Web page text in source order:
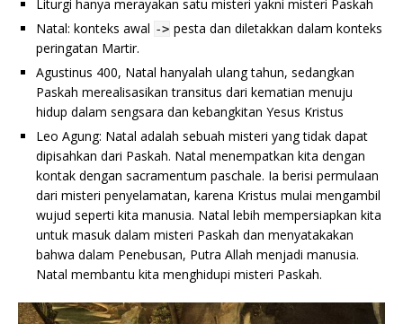
Liturgi hanya merayakan satu misteri yakni misteri Paskah
Natal: konteks awal -> pesta dan diletakkan dalam konteks
peringatan Martir.
Agustinus 400, Natal hanyalah ulang tahun, sedangkan
Paskah merealisasikan transitus dari kematian menuju
hidup dalam sengsara dan kebangkitan Yesus Kristus
Leo Agung: Natal adalah sebuah misteri yang tidak dapat
dipisahkan dari Paskah. Natal menempatkan kita dengan
kontak dengan sacramentum paschale. Ia berisi permulaan
dari misteri penyelamatan, karena Kristus mulai mengambil
wujud seperti kita manusia. Natal lebih mempersiapkan kita
untuk masuk dalam misteri Paskah dan menyatakakan
bahwa dalam Penebusan, Putra Allah menjadi manusia.
Natal membantu kita menghidupi misteri Paskah.